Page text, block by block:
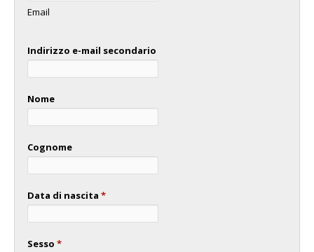
Email
Indirizzo e-mail secondario
Nome
Cognome
Data di nascita *
Sesso *